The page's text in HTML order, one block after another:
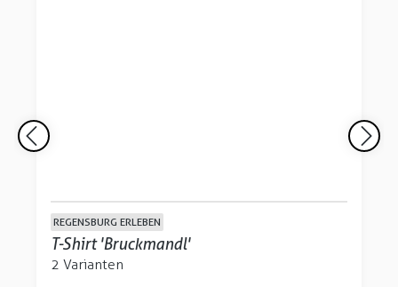
REGENSBURG ERLEBEN
T-Shirt 'Bruckmandl'
2 Varianten